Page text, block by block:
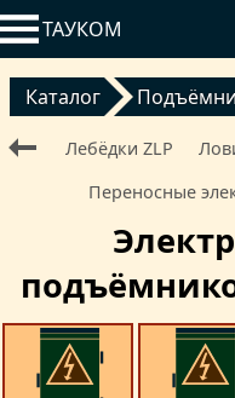
ТАУКОМ
Каталог
Лебёдки ZLP
Переносные